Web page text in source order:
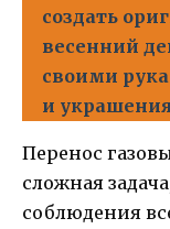
создать
весенний
своими
и
Перенос
сложная
соблюдения